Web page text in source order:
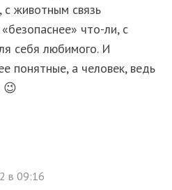
с животным связь
что-ли, с
себя любимого. И
понятные, а человек, ведь
😉
в 09:16